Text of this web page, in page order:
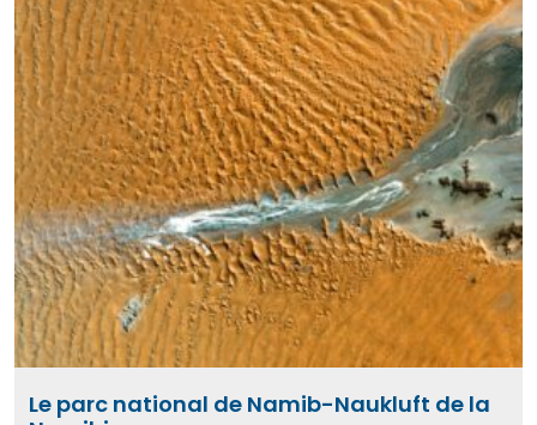
Le parc national de Namib-Naukluft de la